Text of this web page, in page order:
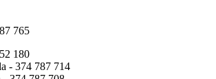
765
180
- 374 787 714